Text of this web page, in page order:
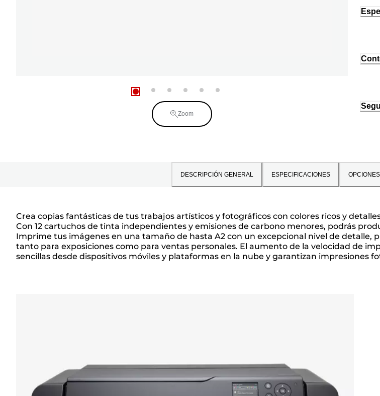
Zoom
DESCRIPCIÓN GENERAL ESPECIFICACIONES
Descripción
general
Crea copias fantásticas de tus trabajos artísticos y fotográficos con colores ricos y
Con 12 cartuchos de tinta independientes y emisiones de carbono menores, podrás
Imprime tus imágenes en una tamaño de hasta A2 con un excepcional nivel de
tanto para exposiciones como para ventas personales. El aumento de la velocidad de
sencillas desde dispositivos móviles y plataformas en la nube y garantizan impresiones